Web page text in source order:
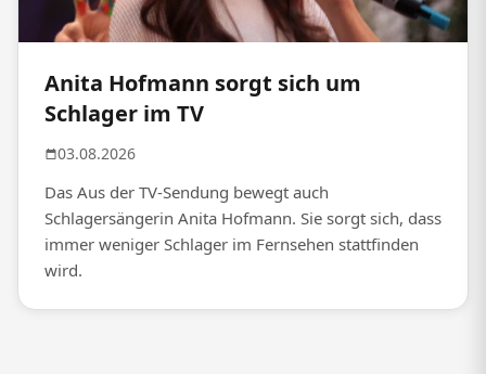
Anita Hofmann sorgt sich um
Schlager im TV
03.08.2026
Das Aus der TV-Sendung bewegt auch
Schlagersängerin Anita Hofmann. Sie sorgt sich, dass
immer weniger Schlager im Fernsehen stattfinden
wird.